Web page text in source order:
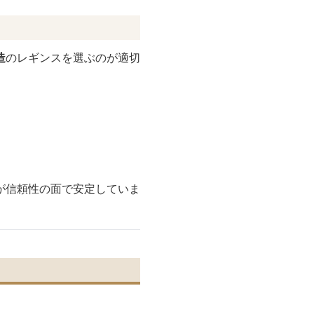
のレギンスを選ぶのが適切
頼性の面で安定していま